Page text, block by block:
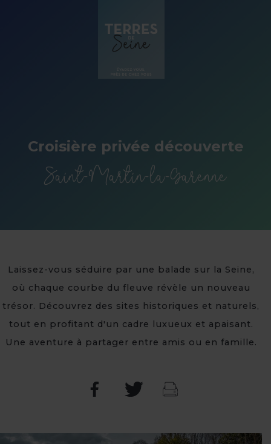
Croisière privée découverte
Saint-Martin-la-Garenne
Laissez-vous séduire par une balade sur la Seine,
où chaque courbe du fleuve révèle un nouveau
trésor. Découvrez des sites historiques et naturels,
tout en profitant d'un cadre luxueux et apaisant.
Une aventure à partager entre amis ou en famille.